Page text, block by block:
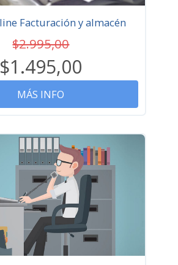
Facturación y almacén
$2.995,00
$1.495,00
MÁS INFO